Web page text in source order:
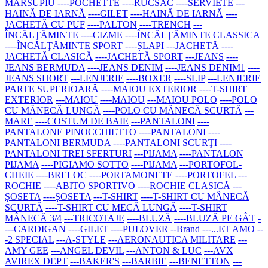
MARSUPIU ----POCHETTE ----RUCSAC ----SERVIETE ---
HAINĂ DE IARNĂ ----GILET ----HAINĂ DE IARNĂ ----
JACHETĂ CU PUF ----PALTON ----TRENCH ---
ÎNCĂLŢĂMINTE ----CIZME ----ÎNCĂLŢĂMINTE CLASSICA
----ÎNCĂLŢĂMINTE SPORT ----ȘLAPI ---JACHETĂ ----
JACHETĂ CLASICĂ ----JACHETĂ SPORT ---JEANS ----
JEANS BERMUDA ----JEANS DENIM ----JEANS DENIM1 ----
JEANS SHORT ---LENJERIE ----BOXER ----SLIP ---LENJERIE
PARTE SUPERIOARĂ ----MAIOU EXTERIOR ----T-SHIRT
EXTERIOR ---MAIOU ----MAIOU ---MAIOU POLO ----POLO
CU MÂNECĂ LUNGĂ ----POLO CU MÂNECĂ SCURTĂ ---
MARE ----COSTUM DE BAIE ---PANTALONI ----
PANTALONE PINOCCHIETTO ----PANTALONI ----
PANTALONI BERMUDA ----PANTALONI SCURŢI ----
PANTALONI TREI SFERTURI ---PIJAMA ----PANTALON
PIJAMA ----PIGIAMO SOTTO ----PIJAMA ---PORTOFOL-
CHEIE ----BRELOC ----PORTAMONETE ----PORTOFEL ---
ROCHIE ----ABITO SPORTIVO ----ROCHIE CLASICĂ ---
ȘOSETA ----ȘOSETA ---T-SHIRT ----T-SHIRT CU MÂNECĂ
SCURTĂ ----T-SHIRT CU MECĂ LUNGĂ ----T-SHIRT
MÂNECĂ 3/4 ---TRICOTAJE ----BLUZĂ ----BLUZĂ PE GÂT -
---CARDIGAN ----GILET ----PULOVER --Brand ---...ET AMO --
-2 SPECIAL ---A-STYLE ---AERONAUTICA MILITARE ---
AMY GEE ---ANGEL DEVIL ---ANTON & LUC ---AVX
AVIREX DEPT ---BAKER'S ---BARBIE ---BENETTON ---